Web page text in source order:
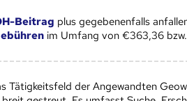
Beitrag plus gegebenenfalls
im Umfang von €363,36
Tätigkeitsfeld der Angewandten